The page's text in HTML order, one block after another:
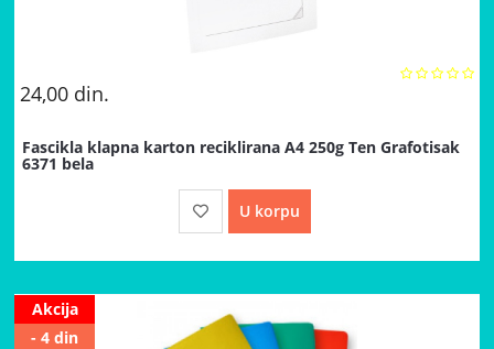
24,00 din.
Fascikla klapna karton reciklirana A4 250g Ten Grafotisak
6371 bela
U korpu
Akcija
- 4 din